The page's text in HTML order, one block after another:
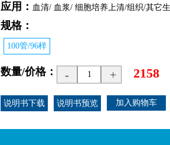
应用： 血清/ 血浆/ 细胞培养上清/组织/其它
规格：
100管/96样
数量/价格： - + 2158
说明书下载 说明书预览